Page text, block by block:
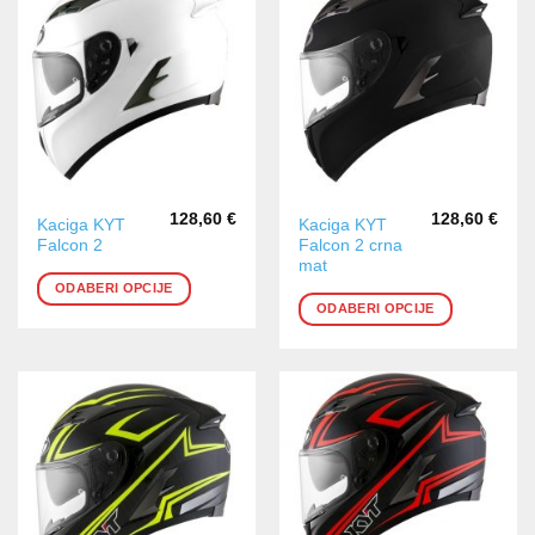
Kaciga KYT
Falcon 2
128,60 €
ODABERI OPCIJE
Ovaj
proizvod
ima
više
mogu
odabrati
na
stranici
proizvoda
Kaciga KYT
Falcon 2 crna
mat
128,60 €
ODABERI OPCIJE
Ovaj
proizvod
ima
više
varijanti.
mogu
odabrati
na
stranici
proizvoda